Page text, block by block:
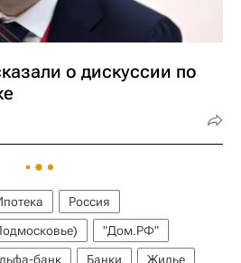
о дискуссии по
Россия
"Дом.РФ"
банк Банки
Жилье